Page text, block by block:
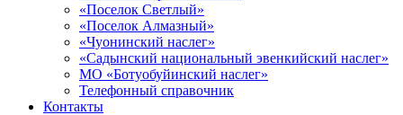
«Поселок Светлый»
«Поселок Алмазный»
«Чуонинский наслег»
«Садынский национальный эвенкийский наслег»
МО «Ботуобуйинский наслег»
Телефонный справочник
Контакты